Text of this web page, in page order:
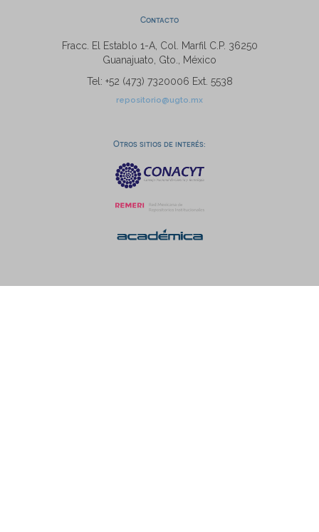
Contacto
Fracc. El Establo 1-A, Col. Marfil C.P. 36250
Guanajuato, Gto., México
Tel: +52 (473) 7320006 Ext. 5538
repositorio@ugto.mx
Otros sitios de interés: